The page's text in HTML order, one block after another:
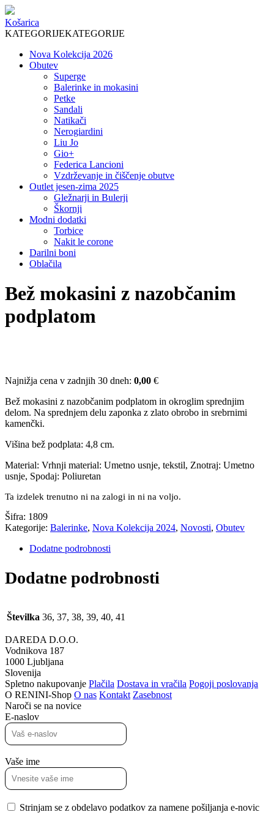
Košarica
KATEGORIJEKATEGORIJE
Nova Kolekcija 2026
Obutev
Superge
Balerinke in mokasini
Petke
Sandali
Natikači
Nerogiardini
Liu Jo
Gio+
Federica Lancioni
Vzdrževanje in čiščenje obutve
Outlet jesen-zima 2025
Gležnarji in Bulerji
Škornji
Modni dodatki
Torbice
Nakit le corone
Darilni boni
Oblačila
Bež mokasini z nazobčanim
podplatom
Najnižja cena v zadnjih 30 dneh: 0,00 €
Bež mokasini z nazobčanim podplatom in okroglim sprednjim
delom. Na sprednjem delu zaponka z zlato obrobo in srebrnimi
kamenčki.
Višina bež podplata: 4,8 cm.
Material: Vrhnji material: Umetno usnje, tekstil, Znotraj: Umetno
usnje, Spodaj: Poliuretan
Ta izdelek trenutno ni na zalogi in ni na voljo.
Šifra: 1809
Kategorije: Balerinke, Nova Kolekcija 2024, Novosti, Obutev
Dodatne podrobnosti
Dodatne podrobnosti
Številka 36, 37, 38, 39, 40, 41
DAREDA D.O.O.
Vodnikova 187
1000 Ljubljana
Slovenija
Spletno nakupovanje Plačila Dostava in vračila Pogoji poslovanja
O RENINI-Shop O nas Kontakt Zasebnost
Naroči se na novice
E-naslov
Vaše ime
Strinjam se z obdelavo podatkov za namene pošiljanja e-novic